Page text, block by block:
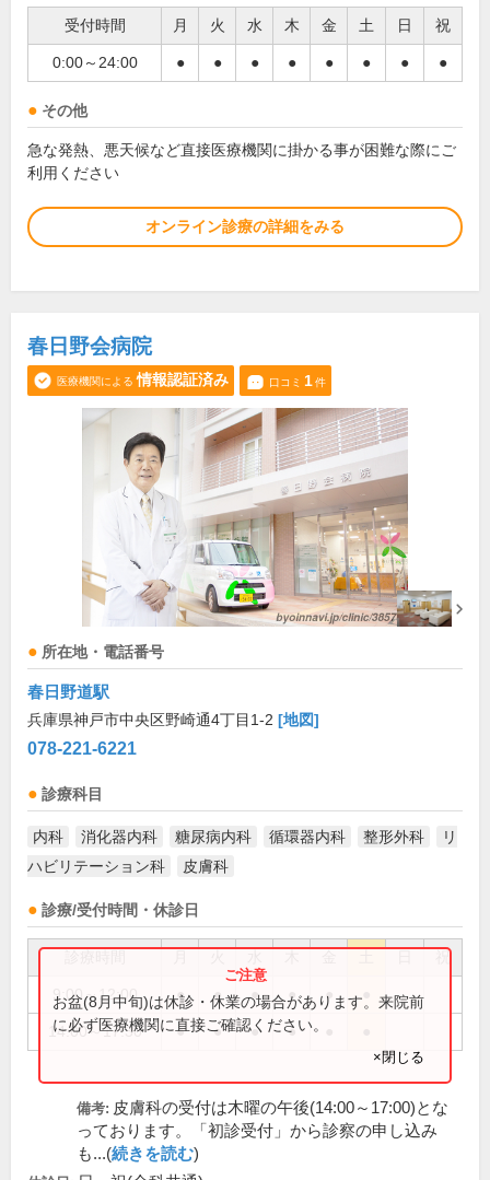
受付時間 月 火 水 木 金 土 日 祝
0:00～24:00 ● ● ● ● ● ● ● ●
その他
急な発熱、悪天候など直接医療機関に掛かる事が困難な際にご
利用ください
オンライン診療の詳細をみる
春日野会病院
医療機関による 情報認証済み 口コミ 1件
所在地・電話番号
春日野道駅
兵庫県神戸市中央区野崎通4丁目1-2 [地図]
078-221-6221
診療科目
内科 消化器内科 糖尿病内科 循環器内科 整形外科
リ
ハビリテーション科
皮膚科
診療/受付時間・休診日
祝
9:00～12:00 ● ● ● ● ●
14:00～17:30 ● ● ● ●
お盆(8月中旬)は休診・休業の場合があります。来院前
に必ず医療機関に直接ご確認ください。
×閉じる
備考: 皮膚科の受付は木曜の午後(14:00～17:00)とな
っております。「初診受付」から診察の申し込み
も...(続きを読む)